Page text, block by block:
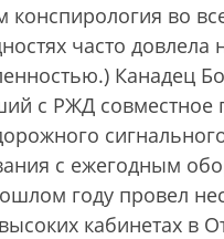
конспирология во
часто довлела
Канадец
с РЖД совместное
с ежегодным
году провел
кабинетах в